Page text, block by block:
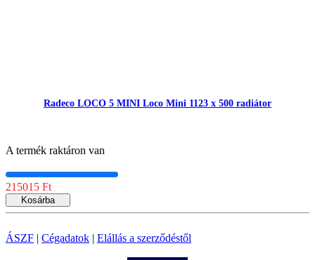
Radeco LOCO 5 MINI Loco Mini 1123 x 500 radiátor
A termék raktáron van
215015 Ft
Kosárba
ÁSZF | Cégadatok | Elállás a szerződéstől